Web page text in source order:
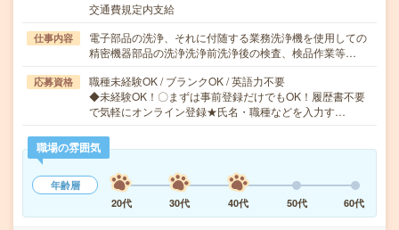
交通費規定内支給
仕事内容
電子部品の洗浄、それに付随する業務洗浄機を使用しての
精密機器部品の洗浄洗浄前洗浄後の検査、検品作業等…
応募資格
職種未経験OK / ブランクOK / 英語力不要
◆未経験OK！〇まずは事前登録だけでもOK！履歴書不要
で気軽にオンライン登録★氏名・職種などを入力す…
職場の雰囲気
年齢層
20代
30代 40代 50代 60代